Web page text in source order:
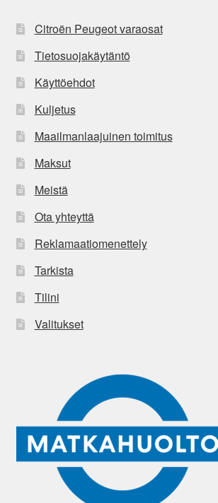
Citroën Peugeot varaosat
Tietosuojakäytäntö
Käyttöehdot
Kuljetus
Maailmanlaajuinen toimitus
Maksut
Meistä
Ota yhteyttä
Reklamaatiomenettely
Tarkista
Tilini
Valitukset